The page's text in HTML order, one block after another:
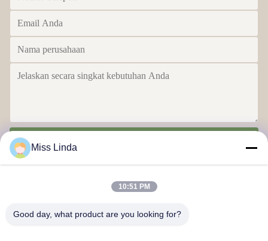
Miss Linda
10:51 PM
Good day, what product are you looking for?